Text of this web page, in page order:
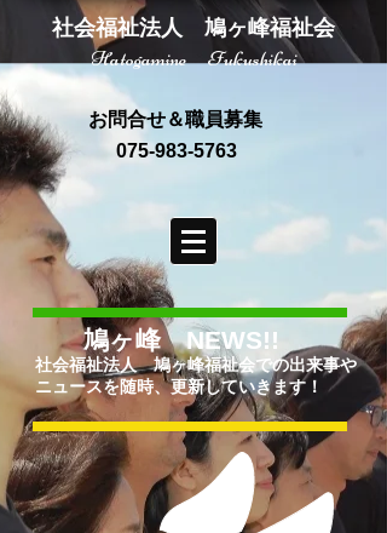
社会福祉法人 鳩ヶ峰福祉会
Hatogamine Fukushikai
075-983-5763
お問合せ＆職員募集
鳩ヶ峰 NEWS!!
社会福祉法人 鳩ヶ峰福祉会での出来事や
ニュースを随時、更新していきます！